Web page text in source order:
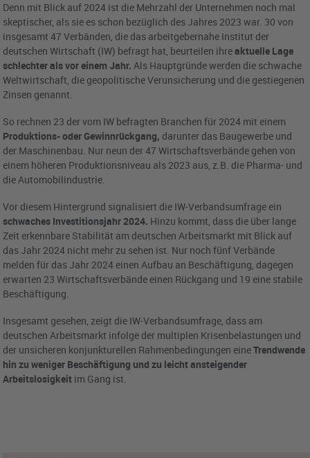
Denn mit Blick auf 2024 ist die Mehrzahl der Unternehmen noch mal
skeptischer, als sie es schon bezüglich des Jahres 2023 war. 30 von
insgesamt 47 Verbänden, die das arbeitgebernahe Institut der
deutschen Wirtschaft (IW) befragt hat, beurteilen ihreaktuelle Lage
schlechter als vor einem Jahr. Als Hauptgründe werden die schwache
Weltwirtschaft, die geopolitische Verunsicherung und die gestiegenen
Zinsen genannt.
So rechnen 23 der vom IW befragten Branchen für 2024 mit einem
Produktions- oder Gewinnrückgang, darunter das Baugewerbe und
der Maschinenbau. Nur neun der 47 Wirtschaftsverbände gehen von
einem höheren Produktionsniveau als 2023 aus, z.B. die Pharma- und
die Automobilindustrie.
Vor diesem Hintergrund signalisiert die IW-Verbandsumfrage ein
schwaches Investitionsjahr 2024. Hinzu kommt, dass die über lange
Zeit erkennbare Stabilität am deutschen Arbeitsmarkt mit Blick auf
das Jahr 2024 nicht mehr zu sehen ist. Nur noch fünf Verbände
melden für das Jahr 2024 einen Aufbau an Beschäftigung, dagegen
erwarten 23 Wirtschaftsverbände einen Rückgang und 19 eine stabile
Beschäftigung.
Insgesamt gesehen, zeigt die IW-Verbandsumfrage, dass am
deutschen Arbeitsmarkt infolge der multiplen Krisenbelastungen und
der unsicheren konjunkturellen Rahmenbedingungen eineTrendwende
hin zu weniger Beschäftigung und zu leicht ansteigender
Arbeitslosigkeit im Gang ist.